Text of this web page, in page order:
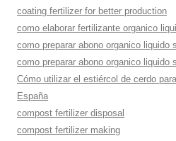
coating fertilizer for better production
como elaborar fertilizante organico
como preparar abono organico liquido
como preparar abono organico liquido
Cómo utilizar el estiércol de cerdo
España
compost fertilizer disposal
compost fertilizer making